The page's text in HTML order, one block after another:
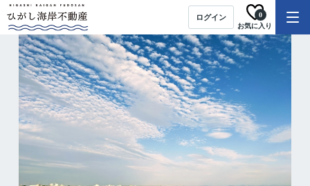
ログイン
お気に入り
0